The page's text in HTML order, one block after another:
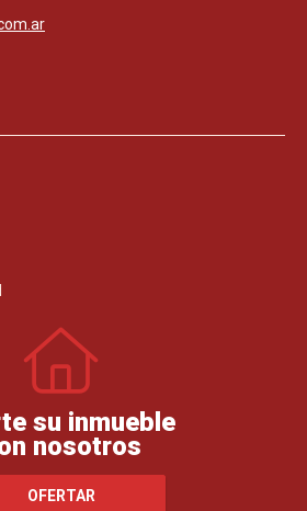
su inmueble
nosotros
OFERTAR